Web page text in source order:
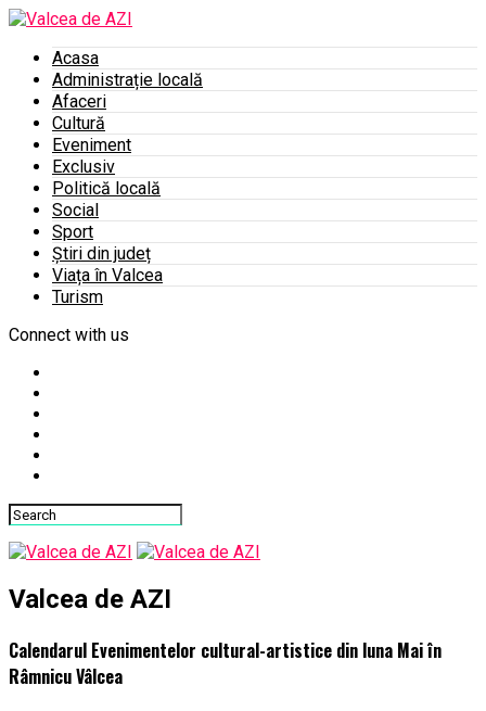
Acasa
Administrație locală
Afaceri
Cultură
Eveniment
Exclusiv
Politică locală
Social
Sport
Știri din județ
Viața în Valcea
Turism
Connect with us
Valcea de AZI
Calendarul Evenimentelor cultural-artistice din luna Mai în
Râmnicu Vâlcea